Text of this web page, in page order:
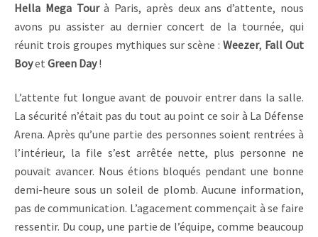
Hella Mega Tourà Paris, après deux ans d’attente, nous
avons pu assister au dernier concert de la tournée, qui
réunit trois groupes mythiques sur scène : Weezer, Fall Out
Boyet Green Day!
L’attente fut longue avant de pouvoir entrer dans la salle.
La sécurité n’était pas du tout au point ce soir à La Défense
Arena. Après qu’une partie des personnes soient rentrées à
l’intérieur, la file s’est arrêtée nette, plus personne ne
pouvait avancer. Nous étions bloqués pendant une bonne
demi-heure sous un soleil de plomb. Aucune information,
pas de communication. L’agacement commençait à se faire
ressentir. Du coup, une partie de l’équipe, comme beaucoup